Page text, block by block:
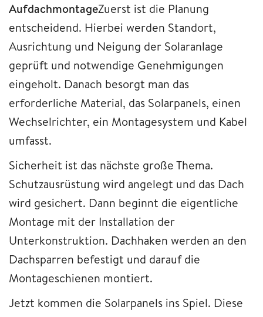
AufdachmontageZuerst ist die Planung
entscheidend. Hierbei werden Standort,
Ausrichtung und Neigung der Solaranlage
geprüft und notwendige Genehmigungen
eingeholt. Danach besorgt man das
erforderliche Material, das Solarpanels, einen
Wechselrichter, ein Montagesystem und Kabel
umfasst.
Sicherheit ist das nächste große Thema.
Schutzausrüstung wird angelegt und das Dach
wird gesichert. Dann beginnt die eigentliche
Montage mit der Installation der
Unterkonstruktion. Dachhaken werden an den
Dachsparren befestigt und darauf die
Montageschienen montiert.
Jetzt kommen die Solarpanels ins Spiel. Diese